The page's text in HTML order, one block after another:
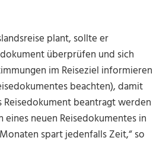
plant, sollte er
überprüfen und sich
im Reiseziel informieren
beachten), damit
beantragt werden
eines neuen Reisedokumentes in
spart jedenfalls Zeit,“ so